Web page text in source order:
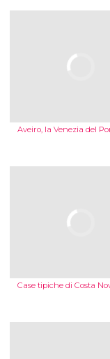
Aveiro, la Venezia del
Case tipiche di Costa